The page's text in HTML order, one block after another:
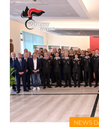
NEWS